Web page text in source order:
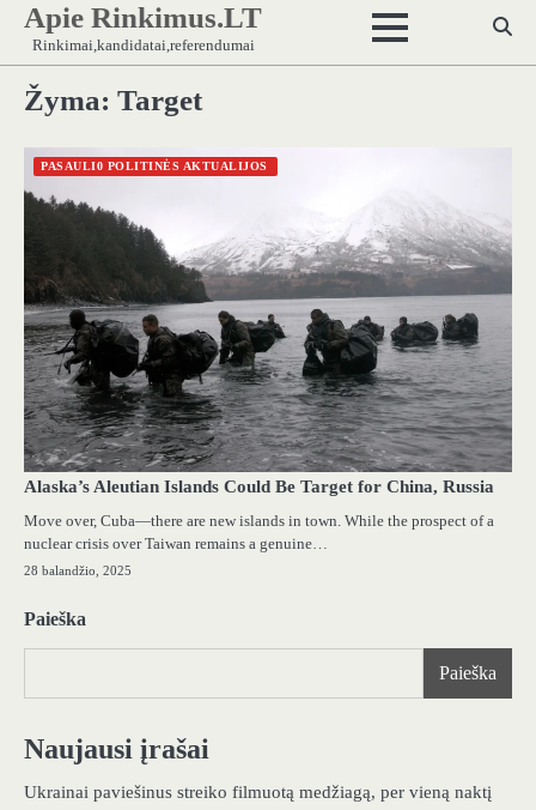
Skip
content
Apie Rinkimus.LT
Rinkimai,kandidatai,referendumai
Žyma: Target
PASAULI0 POLITINĖS AKTUALIJOS
Alaska’s Aleutian Islands Could Be Target for China, Russia
Move over, Cuba—there are new islands in town. While the prospect of a
nuclear crisis over Taiwan remains a genuine…
28 balandžio, 2025
Paieška
Paieška
Naujausi įrašai
Ukrainai paviešinus streiko filmuotą medžiagą, per vieną naktį